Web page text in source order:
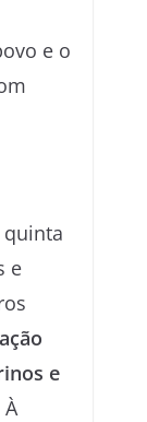
e o
quinta
e
e